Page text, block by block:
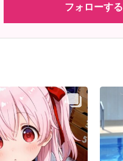
フォローする